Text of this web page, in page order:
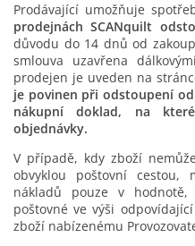
Prodávající umožňuje
prodejnách SCANquilt
důvodu do 14 dnů od
smlouva uzavřena
prodejen je uveden na
je povinen při odstoupení
nákupní doklad, na
objednávky.
V případě, kdy zboží
obvyklou poštovní
nákladů pouze v
poštovné ve výši
zboží nabízenému